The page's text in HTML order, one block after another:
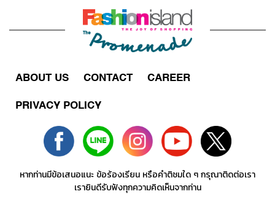
ABOUT US CONTACT CAREER
PRIVACY POLICY
หากท่านมีข้อเสนอแนะ ข้อร้องเรียน หรือคำติชมใด ๆ กรุณาติดต่อเรา
เรายินดีรับฟังทุกความคิดเห็นจากท่าน